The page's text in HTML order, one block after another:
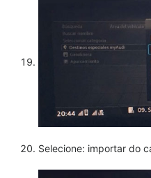
Selecione: importar do